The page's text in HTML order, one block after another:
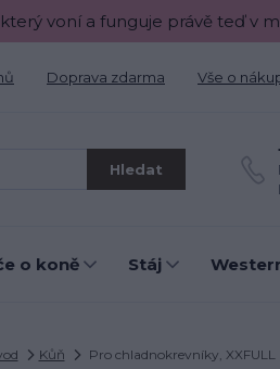
voní a funguje právě teď v
Doprava zdarma Vše o
Hledat
o koně Stáj
Kůň Pro chladnokrevníky, XXFULL